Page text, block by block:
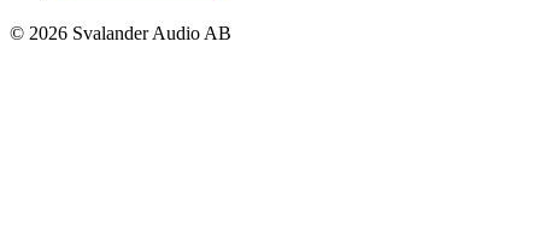
© 2026 Svalander Audio AB